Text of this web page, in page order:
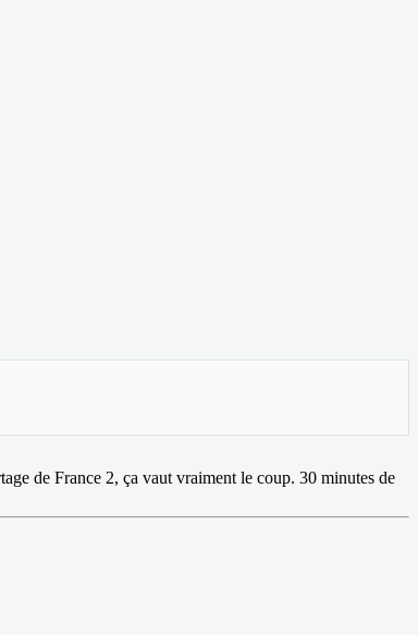
de France 2, ça vaut vraiment le coup. 30 minutes de